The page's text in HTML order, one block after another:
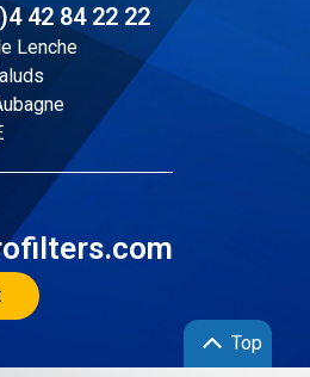
42 84 22 22
Lenche
Top